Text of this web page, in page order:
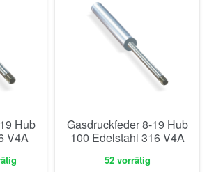
Hub
V4A
Gasdruckfeder 8-19 Hub
100 Edelstahl 316 V4A
52 vorrätig